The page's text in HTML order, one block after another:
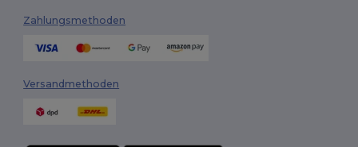
Zahlungsmethoden
Versandmethoden